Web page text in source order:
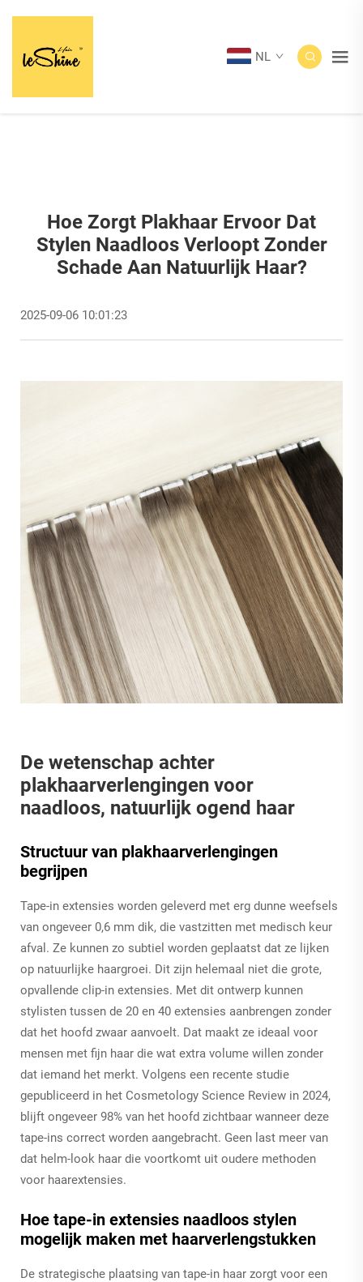
NL
Hoe Zorgt Plakhaar Ervoor Dat
Stylen Naadloos Verloopt Zonder
Schade Aan Natuurlijk Haar?
2025-09-06 10:01:23
De wetenschap achter
plakhaarverlengingen voor
naadloos, natuurlijk ogend haar
Structuur van plakhaarverlengingen
begrijpen
Tape-in extensies worden geleverd met erg dunne weefsels
van ongeveer 0,6 mm dik, die vastzitten met medisch keur
afval. Ze kunnen zo subtiel worden geplaatst dat ze lijken
op natuurlijke haargroei. Dit zijn helemaal niet die grote,
opvallende clip-in extensies. Met dit ontwerp kunnen
stylisten tussen de 20 en 40 extensies aanbrengen zonder
dat het hoofd zwaar aanvoelt. Dat maakt ze ideaal voor
mensen met fijn haar die wat extra volume willen zonder
dat iemand het merkt. Volgens een recente studie
gepubliceerd in het Cosmetology Science Review in 2024,
blijft ongeveer 98% van het hoofd zichtbaar wanneer deze
tape-ins correct worden aangebracht. Geen last meer van
dat helm-look haar die voortkomt uit oudere methoden
voor haarextensies.
Hoe tape-in extensies naadloos stylen
mogelijk maken met haarverlengstukken
De strategische plaatsing van tape-in haar zorgt voor een